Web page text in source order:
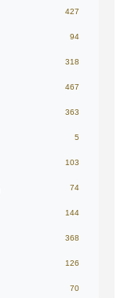
427
94
318
467
363
5
103
74
144
368
126
70